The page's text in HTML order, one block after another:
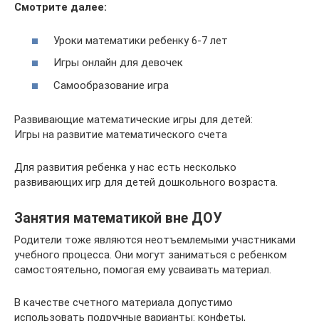
Смотрите далее:
Уроки математики ребенку 6-7 лет
Игры онлайн для девочек
Самообразование игра
Развивающие математические игры для детей:
Игры на развитие математического счета
Для развития ребенка у нас есть несколько
развивающих игр для детей дошкольного возраста.
Занятия математикой вне ДОУ
Родители тоже являются неотъемлемыми участниками
учебного процесса. Они могут заниматься с ребенком
самостоятельно, помогая ему усваивать материал.
В качестве счетного материала допустимо
использовать подручные варианты: конфеты,